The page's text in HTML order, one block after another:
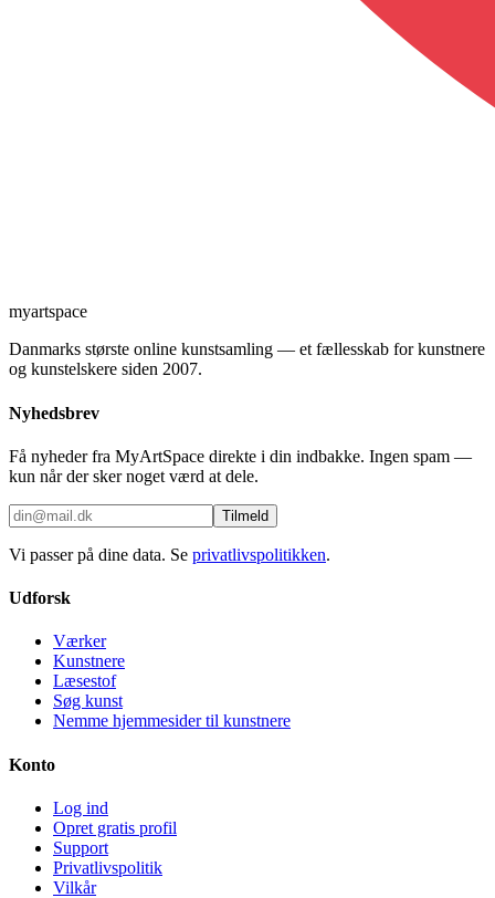
myartspace
Danmarks største online kunstsamling — et fællesskab for kunstnere
og kunstelskere siden 2007.
Nyhedsbrev
Få nyheder fra MyArtSpace direkte i din indbakke. Ingen spam —
kun når der sker noget værd at dele.
Tilmeld
Vi passer på dine data. Se privatlivspolitikken.
Udforsk
Værker
Kunstnere
Læsestof
Søg kunst
Nemme hjemmesider til kunstnere
Konto
Log ind
Opret gratis profil
Support
Privatlivspolitik
Vilkår